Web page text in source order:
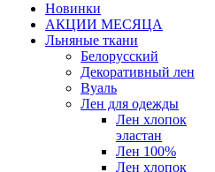
Новинки
АКЦИИ МЕСЯЦА
Льняные ткани
Белорусский
Декоративный лен
Вуаль
Лен для одежды
Лен хлопок
эластан
Лен 100%
Лен хлопок